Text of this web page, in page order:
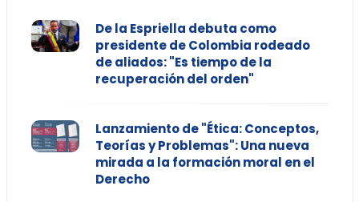
De la Espriella debuta como
presidente de Colombia rodeado
de aliados: "Es tiempo de la
recuperación del orden"
Lanzamiento de "Ética: Conceptos,
Teorías y Problemas": Una nueva
mirada a la formación moral en el
Derecho